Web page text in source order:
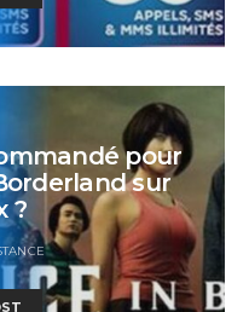
pour
sur
?